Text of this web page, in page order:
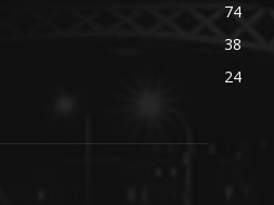
74
38
24